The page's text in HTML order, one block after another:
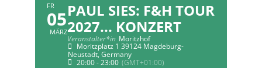
FR
05
MÄRZ
PAUL SIES: F&H TOUR
2027... KONZERT
Veranstalter*in Moritzhof
Moritzplatz 1 39124 Magdeburg-
Neustadt, Germany
20:00 - 23:00 (GMT+01:00)